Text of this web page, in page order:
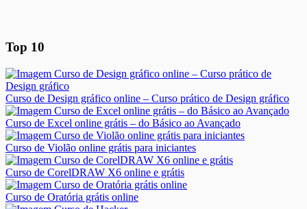
Top 10
Curso de Design gráfico online – Curso prático de Design gráfico
Curso de Excel online grátis – do Básico ao Avançado
Curso de Violão online grátis para iniciantes
Curso de CorelDRAW X6 online e grátis
Curso de Oratória grátis online